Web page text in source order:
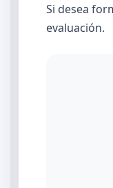
Si desea
evaluación.